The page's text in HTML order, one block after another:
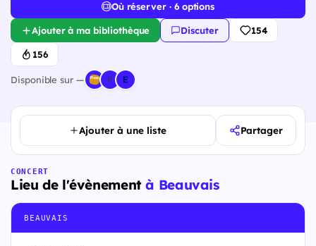
Où réserver · 6 options
Ajouter à ma bibliothèque Discuter 154
156
Disponible sur —
Ajouter à une liste Partager
CONCERT
Lieu de l'évènementà Beauvais
BEAUVAIS